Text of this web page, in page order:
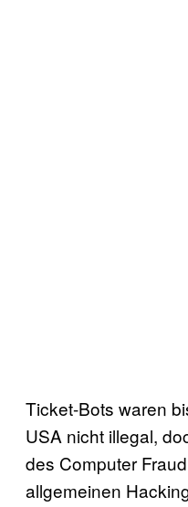
Ticket-Bots waren
USA nicht illegal,
des Computer
allgemeinen